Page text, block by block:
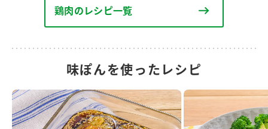
鶏肉のレシピ一覧
味ぽんを使ったレシピ